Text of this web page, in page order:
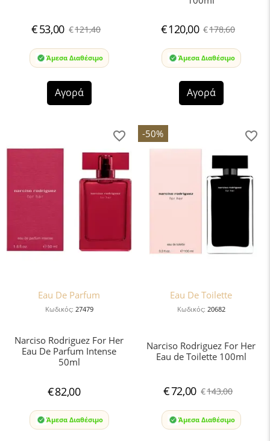
€121,40
€53,00
Άμεσα Διαθέσιμο
Αγορά
€178,60
€120,00
Άμεσα Διαθέσιμο
Αγορά
Eau De Parfum
Κωδικός: 27479
Narciso Rodriguez For Her
Eau De Parfum Intense
50ml
€82,00
Άμεσα Διαθέσιμο
-50%
Eau De Toilette
Κωδικός: 20682
Narciso Rodriguez For Her
Eau de Toilette 100ml
€143,00
€72,00
Άμεσα Διαθέσιμο